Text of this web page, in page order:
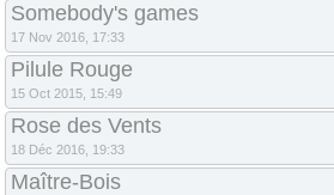
Somebody's games
17 Nov 2016, 17:33
Pilule Rouge
15 Oct 2015, 15:49
Rose des Vents
18 Déc 2016, 19:33
Maître-Bois